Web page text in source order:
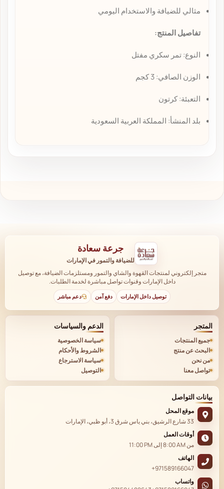
مثالي للضيافة والاستخدام اليومي
تفاصيل المنتج:
النوع: تمر سكري مفتل
الوزن الصافي: 3 كجم
التعبئة: كرتون
بلد المنشأ: المملكة العربية السعودية
جرعة سعادة
للضيافة والتمور في الإمارات
متجر إلكتروني لمنتجات القهوة والشاي والتمور ومستلزمات الضيافة، مع توصيل
داخل الإمارات وقنوات تواصل مباشرة لخدمة الطلبات.
توصيل داخل الإمارات دفع آمن دعم مباشر
المتجر
جميع المنتجات
البحث عن منتج
من نحن
تواصل معنا
الدعم والسياسات
سياسة الخصوصية
الشروط والأحكام
سياسة الاسترجاع
التوصيل
بيانات التواصل
موقع المحل
33 شارع الرشيق، بني ياس شرق 3، أبو ظبي، الإمارات
أوقات العمل
من8:00 AMإلى11:00 PM
الهاتف
+971589166047
واتساب